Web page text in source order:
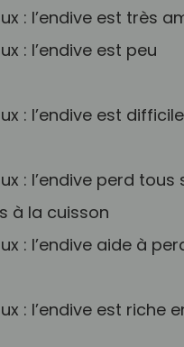
: l’endive est très
: l’endive est peu
: l’endive est
: l’endive perd tous
à la cuisson
: l’endive aide à
: l’endive est riche